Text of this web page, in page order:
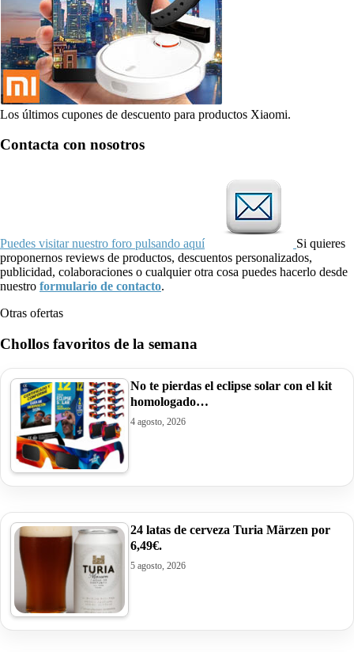
Los últimos cupones de descuento para productos Xiaomi.
Contacta con nosotros
Puedes visitar nuestro foro pulsando aquí
Si quieres
proponernos reviews de productos, descuentos personalizados,
publicidad, colaboraciones o cualquier otra cosa puedes hacerlo desde
nuestro formulario de contacto.
Otras ofertas
Chollos favoritos de la semana
No te pierdas el eclipse solar con el kit
homologado…
4 agosto, 2026
24 latas de cerveza Turia Märzen por
6,49€.
5 agosto, 2026